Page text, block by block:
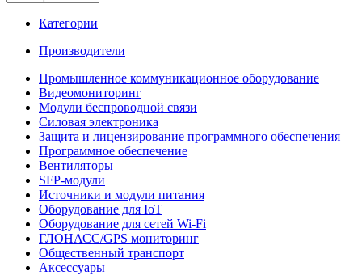
Категории
Производители
Промышленное коммуникационное оборудование
Видеомониторинг
Модули беспроводной связи
Силовая электроника
Защита и лицензирование программного обеспечения
Программное обеспечение
Вентиляторы
SFP-модули
Источники и модули питания
Оборудование для IoT
Оборудование для сетей Wi-Fi
ГЛОНАСС/GPS мониторинг
Общественный транспорт
Аксессуары